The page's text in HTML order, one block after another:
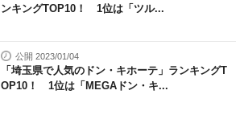
ンキングTOP10！ 1位は「ツル...
公開 2023/01/04
「埼玉県で人気のドン・キホーテ」ランキングT
OP10！ 1位は「MEGAドン・キ...